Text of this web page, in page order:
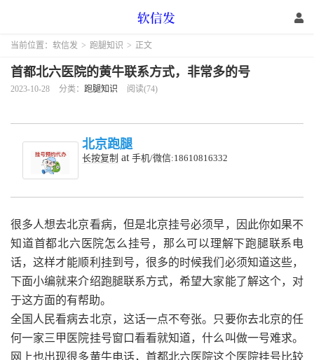
当前位置： 软信发 > 跑腿知识 > 正文
首都北六医院的黄牛联系方式，非常多的号
2023-10-28 分类： 跑腿知识 阅读(74)
北京跑腿
长按复制 at 手机/微信:18610816332
很多人想去北京看病，但是北京挂号必须早，因此你如果不
知道首都北六医院怎么挂号，那么可以理解下跑腿联系电
话，这样才能顺利挂到号，很多的时候我们必须知道这些，
下面小编就来介绍跑腿联系方式，希望大家能了解这个，对
于这方面的有帮助。
全国人民看病去北京，这话一点不夸张。只要你去北京的任
何一家三甲医院挂号窗口看看就知道，什么叫做一号难求。
网上也出现很多黄牛电话，首都北六医院这个医院挂号比较